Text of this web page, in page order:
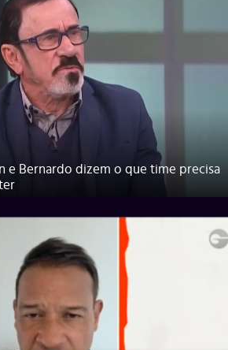
e Bernardo dizem o que time precisa